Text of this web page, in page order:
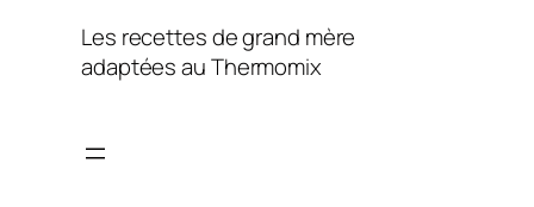
Les recettes de grand mère
adaptées au Thermomix